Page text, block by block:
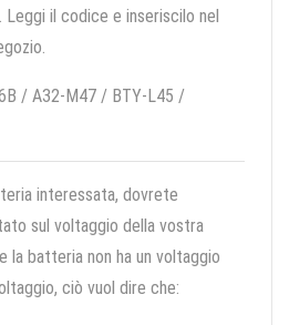
il codice e inseriscilo nel
/ A32-M47 / BTY-L45 /
interessata, dovrete
sul voltaggio della vostra
la batteria non ha un voltaggio
ciò vuol dire che: